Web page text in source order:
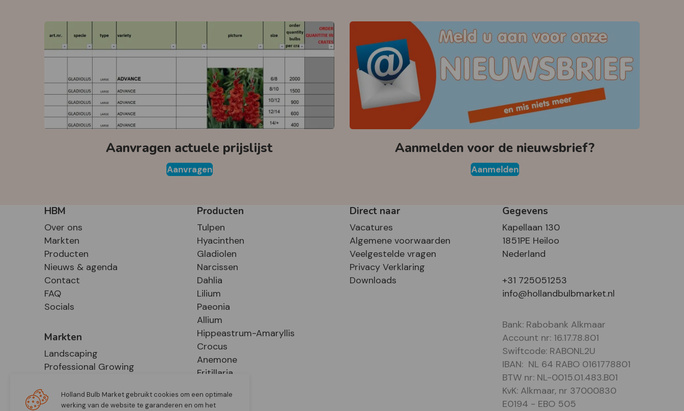
Aanvragen actuele prijslijst
Aanvragen
Aanmelden voor de nieuwsbrief?
Aanmelden
HBM
Over ons
Markten
Producten
Nieuws & agenda
Contact
FAQ
Socials
Markten
Landscaping
Professional Growing
Retail
Producten
Tulpen
Hyacinthen
Gladiolen
Narcissen
Dahlia
Lilium
Paeonia
Allium
Hippeastrum-Amaryllis
Crocus
Anemone
Fritillaria
Direct naar
Vacatures
Algemene voorwaarden
Veelgestelde vragen
Privacy Verklaring
Downloads
Gegevens
Kapellaan 130
1851PE Heiloo
Nederland
+31 725051253
info@hollandbulbmarket.nl
Bank: Rabobank Alkmaar
Account nr: 16.17.78.801
Swiftcode: RABONL2U
IBAN: NL 64 RABO 0161778801
BTW nr: NL-0015.01.483.B01
KvK: Alkmaar, nr 37000830
E0194 - EBO 505
Holland Bulb Market gebruikt cookies om een optimale
werking van de website te garanderen en om het